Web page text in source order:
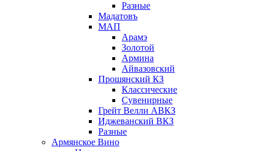
Разные
Мадатовъ
МАП
Арамэ
Золотой
Армина
Айвазовский
Прошянский КЗ
Классические
Сувенирные
Грейт Велли АВКЗ
Иджеванский ВКЗ
Разные
Армянское Вино